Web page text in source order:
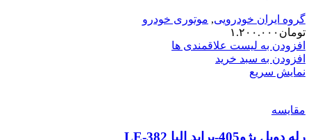
گروه ایران خودرویی, موتوری خودرو
تومان ۱.۲۰۰.۰۰۰
افزودن به لیست علاقمندی ها
افزودن به سبد خرید
نمایش سریع
مقایسه
رله دوبل پژو405-پراید الپا LE-382